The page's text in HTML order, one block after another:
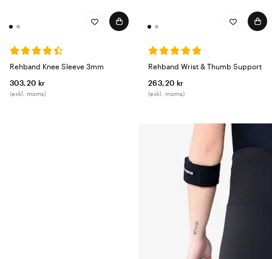
Rehband Knee Sleeve 3mm
303,20 kr
(exkl. moms)
Rehband Wrist & Thumb Support
263,20 kr
(exkl. moms)